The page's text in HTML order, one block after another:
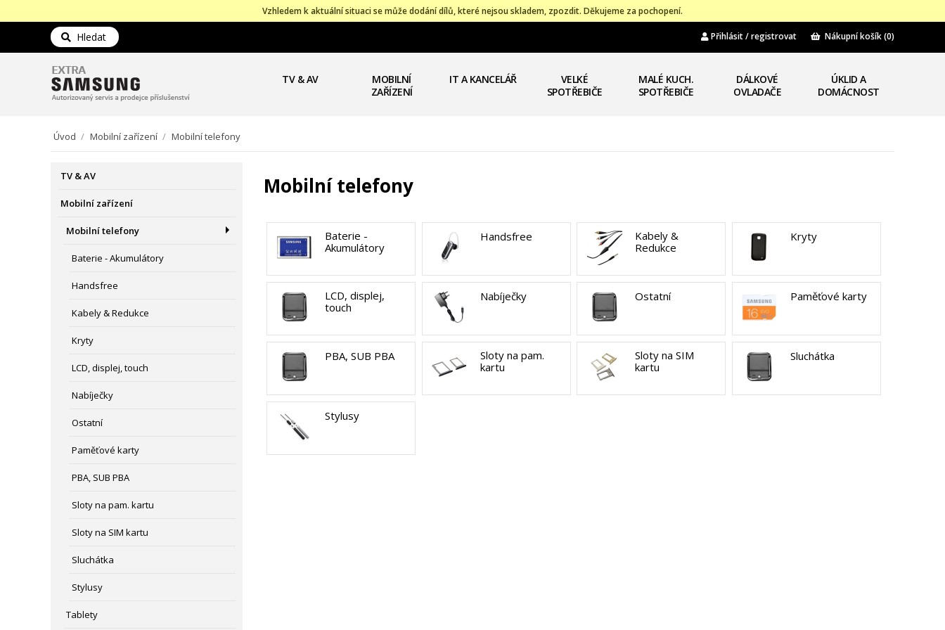
Vzhledem k aktuální situaci se může dodání dílů, které nejsou skladem, zpozdit. Děkujeme za pochopení.
Hledat Přihlásit / registrovat Nákupní košík(0)
TV & AV
MOBILNÍ
ZAŘÍZENÍ
IT A KANCELÁŘ
VELKÉ
SPOTŘEBIČE
MALÉ KUCH.
SPOTŘEBIČE
DÁLKOVÉ
OVLADAČE
ÚKLID A
DOMÁCNOST
Úvod / Mobilní zařízení / Mobilní telefony
TV & AV
Mobilní zařízení
Mobilní telefony
Baterie - Akumulátory
Handsfree
Kabely & Redukce
Kryty
LCD, displej, touch
Nabíječky
Ostatní
Paměťové karty
PBA, SUB PBA
Sloty na pam. kartu
Sloty na SIM kartu
Sluchátka
Stylusy
Tablety
Mobilní telefony
Baterie -
Akumulátory
Handsfree
Kabely &
Redukce
Kryty
LCD, displej,
touch
Nabíječky Ostatní Paměťové karty
PBA, SUB PBA
Sloty na pam.
kartu
Sloty na SIM
kartu
Sluchátka
Stylusy